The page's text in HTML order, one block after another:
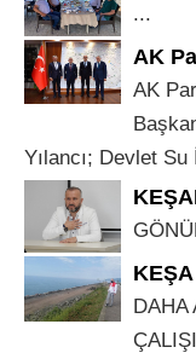
...
AK
AK
Yılancı; Devlet
DAHA